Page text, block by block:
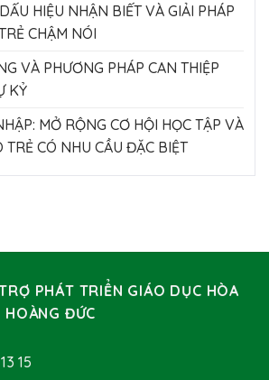
HIỆU NHẬN BIẾT VÀ GIẢI PHÁP
CHẬM NÓI
VÀ PHƯƠNG PHÁP CAN THIỆP
KỶ
MỞ RỘNG CƠ HỘI HỌC TẬP VÀ
TRẺ CÓ NHU CẦU ĐẶC BIỆT
PHÁT TRIỂN GIÁO DỤC HÒA
HOÀNG ĐỨC
15